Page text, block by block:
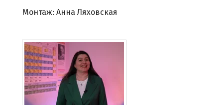
Монтаж: Анна Ляховская